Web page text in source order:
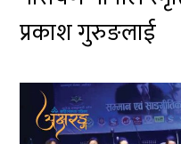
प्रकाश गुरुङलाई